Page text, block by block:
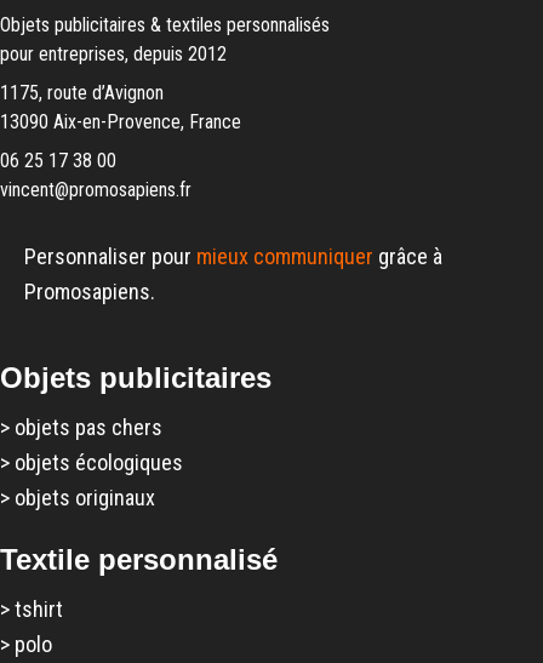
Objets publicitaires & textiles personnalisés
pour entreprises, depuis 2012
1175, route d’Avignon
13090 Aix-en-Provence, France
06 25 17 38 00
vincent@promosapiens.fr
Personnaliser pour mieux communiquer grâce à
Promosapiens.
Objets publicitaires
> objets pas chers
> objets écologiques
> objets originaux
Textile personnalisé
>tshirt
> polo